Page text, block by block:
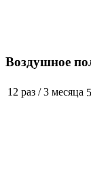
Воздушное
12 раз /3 месяца